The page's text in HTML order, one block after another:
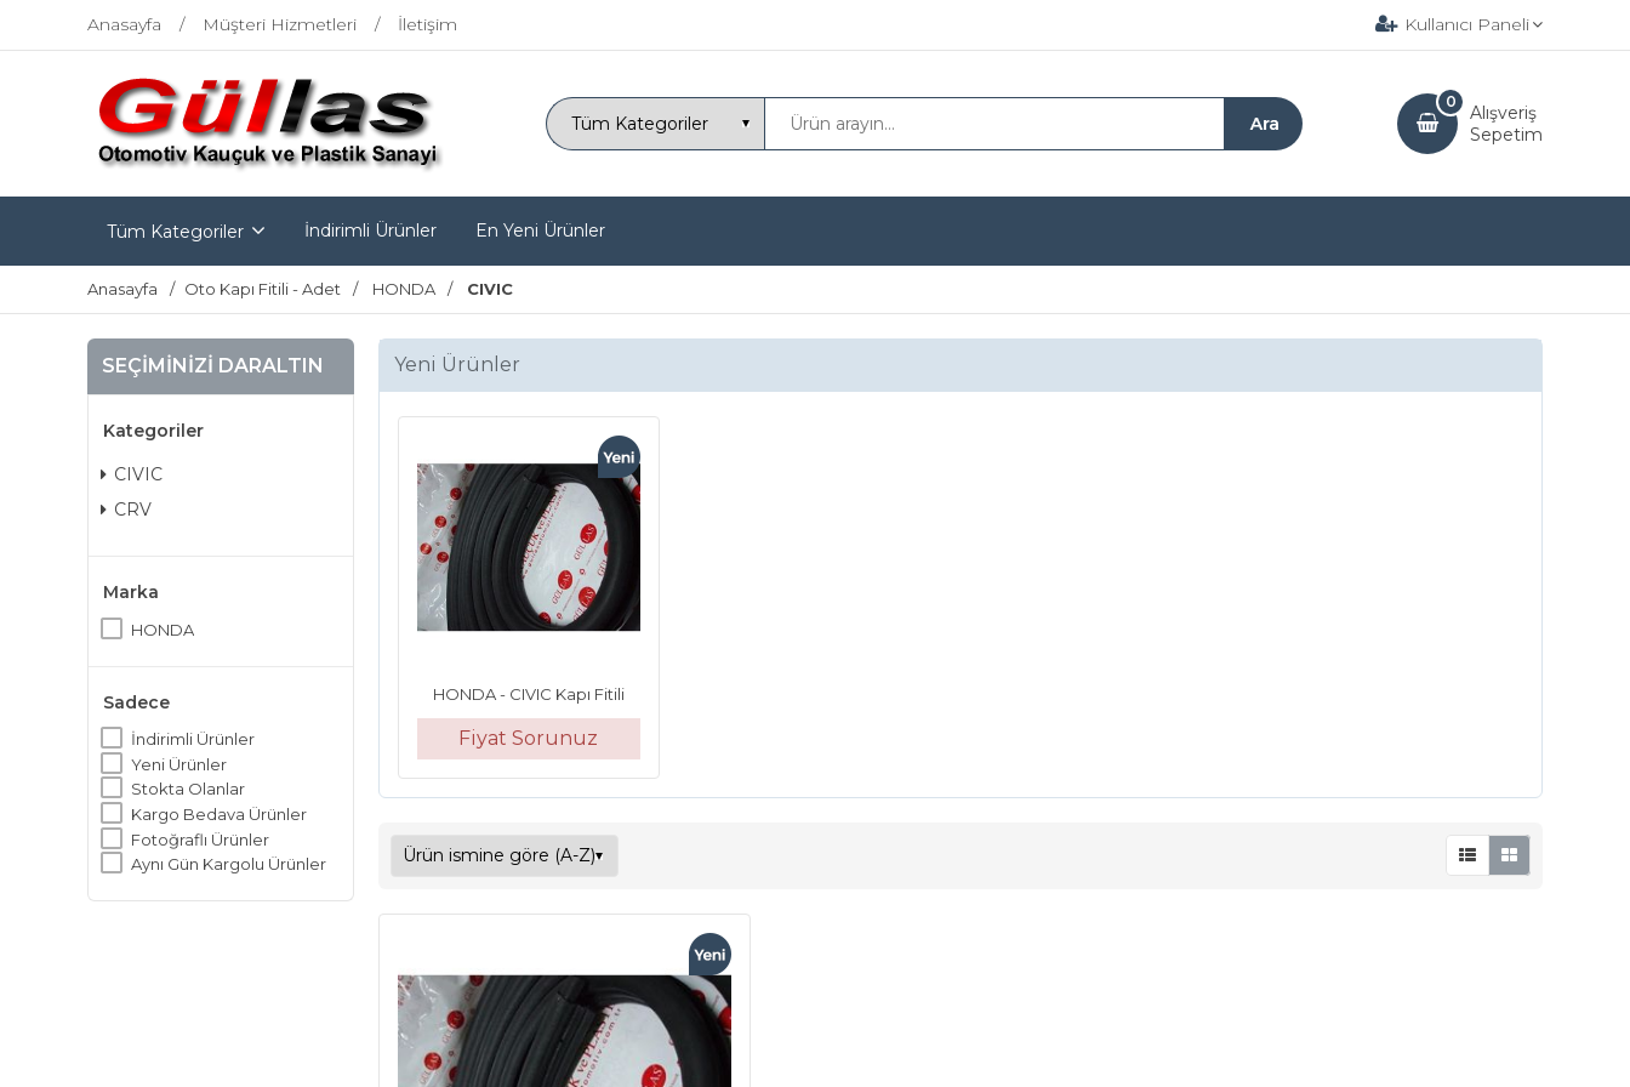
Anasayfa Müşteri Hizmetleri İletişim Kullanıcı Paneli
Alışveriş
Sepetim
0
Tüm Kategoriler İndirimli Ürünler En Yeni Ürünler
Anasayfa Oto Kapı Fitili - Adet HONDA CIVIC
SEÇIMINIZI DARALTIN
Kategoriler
CIVIC
CRV
Marka
HONDA
Sadece
İndirimli Ürünler
Yeni Ürünler
Stokta Olanlar
Kargo Bedava Ürünler
Fotoğraflı Ürünler
Aynı Gün Kargolu Ürünler
Yeni Ürünler
HONDA - CIVIC Kapı Fitili
Fiyat Sorunuz